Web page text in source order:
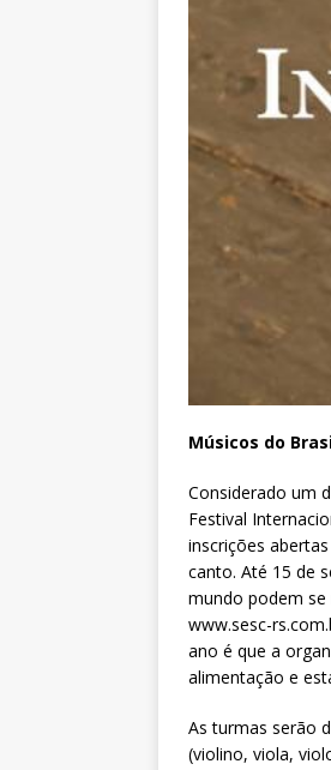
Músicos do
Considerado um
Festival
inscrições
canto. Até 15 de
mundo podem
www.sesc-
ano é que a
alimentação e
As turmas serão
(violino, viola,